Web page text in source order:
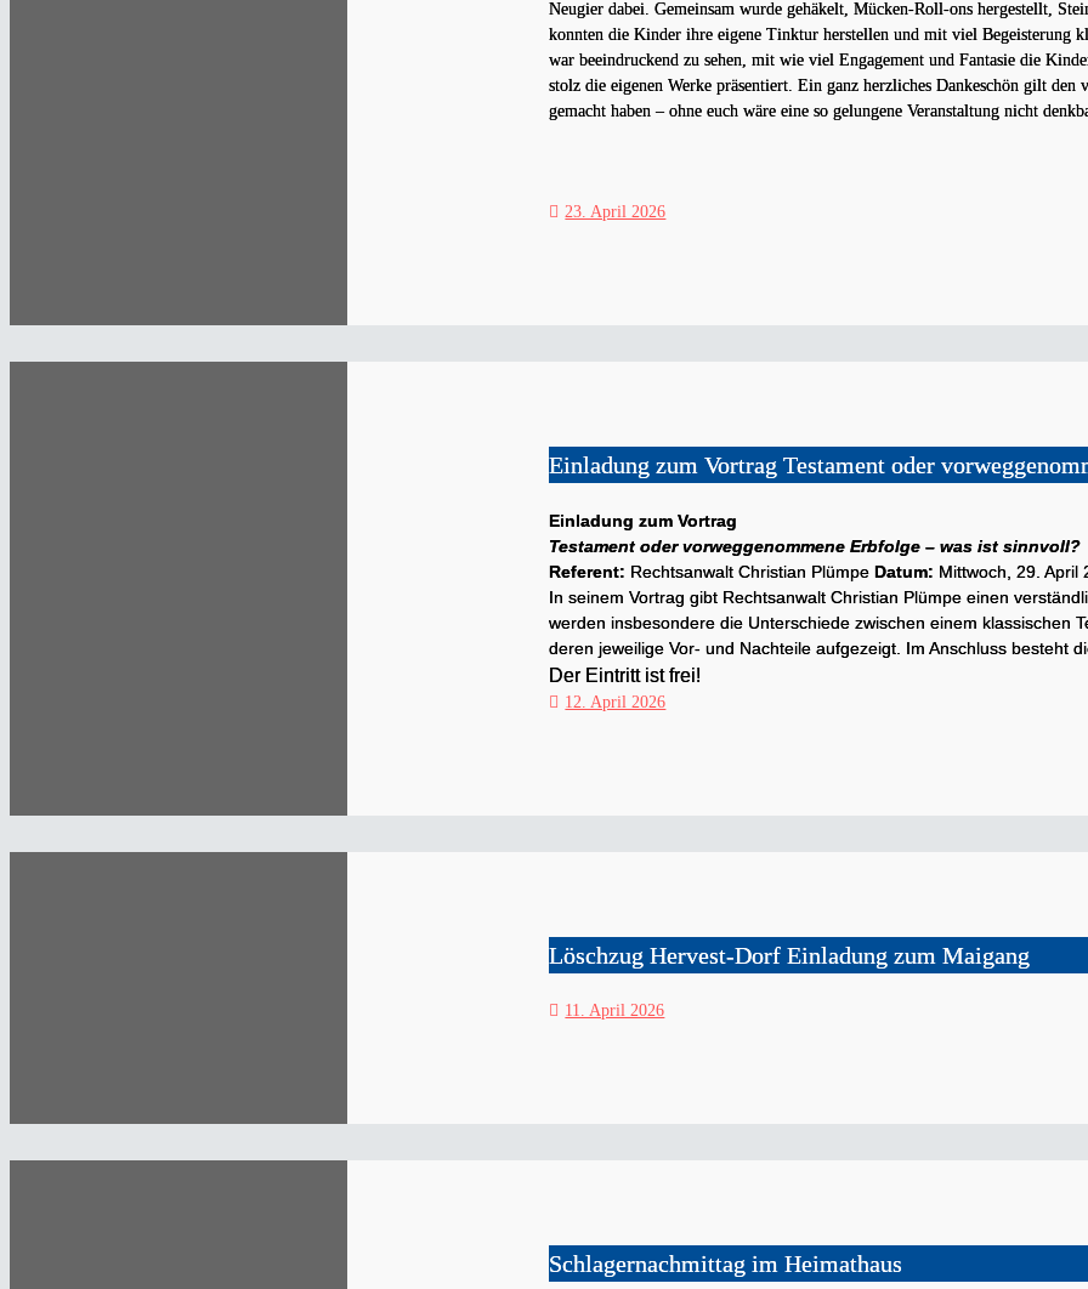
Neugier dabei. Gemeinsam wurde gehäkelt, Mücken-Roll-ons hergestellt,
konnten die Kinder ihre eigene Tinktur herstellen und mit viel Begeisterung
war beeindruckend zu sehen, mit wie viel Engagement und Fantasie die
stolz die eigenen Werke präsentiert. Ein ganz herzliches Dankeschön gilt
gemacht haben – ohne euch wäre eine so gelungene Veranstaltung nicht
23. April 2026
Einladung zum Vortrag Testament oder
Einladung zum Vortrag
Testament oder vorweggenommene Erbfolge – was ist sinnvoll?
Referent: Rechtsanwalt Christian PlümpeDatum: Mittwoch, 29. April
In seinem Vortrag gibt Rechtsanwalt Christian Plümpe einen
werden insbesondere die Unterschiede zwischen einem klassischen
deren jeweilige Vor- und Nachteile aufgezeigt. Im Anschluss besteht
Der Eintritt ist frei!
12. April 2026
Löschzug Hervest-Dorf Einladung zum Maigang
11. April 2026
Schlagernachmittag im Heimathaus